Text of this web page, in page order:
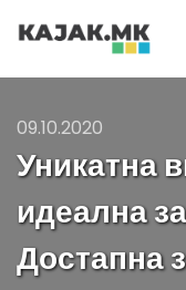
09.10.2020
Уникатна
идеална
Достапна